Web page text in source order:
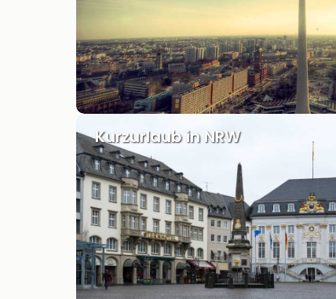
Kurzurlaub in NRW